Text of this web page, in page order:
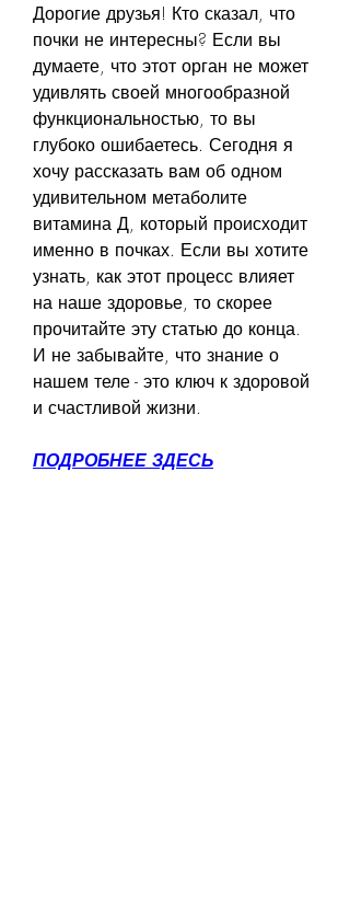
Дорогие друзья! Кто сказал, что
почки не интересны? Если вы
думаете, что этот орган не может
удивлять своей многообразной
функциональностью, то вы
глубоко ошибаетесь. Сегодня я
хочу рассказать вам об одном
удивительном метаболите
витамина Д, который происходит
именно в почках. Если вы хотите
узнать, как этот процесс влияет
на наше здоровье, то скорее
прочитайте эту статью до конца.
И не забывайте, что знание о
нашем теле - это ключ к здоровой
и счастливой жизни.
ПОДРОБНЕЕ ЗДЕСЬ